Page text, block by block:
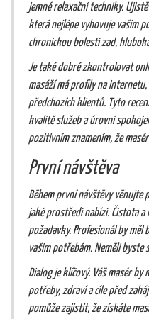
jemné relaxační techniky.
která nejlépe vyhovuje vašim
chronickou bolestí zad,
Je také dobré zkontrolovat
masáží má profily na
předchozích klientů. Tyto
kvalitě služeb a úrovni
pozitivním znamením, že
První návštěva
Během první návštěvy věnujte
jaké prostředí nabízí. Čistota
požadavky. Profesionál by
vašim potřebám. Neměli
Dialog je klíčový. Váš masér
potřeby, zdraví a cíle před
pomůže zajistit, že získáte